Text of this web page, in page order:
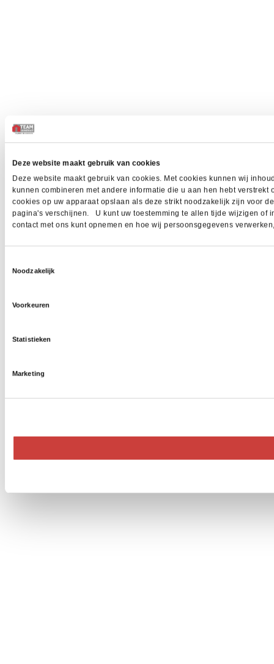
Deze website maakt gebruik van cookies
Deze website maakt gebruik van cookies. Met cookies kunnen wij
kunnen combineren met andere informatie die u aan hen hebt
cookies op uw apparaat opslaan als deze strikt noodzakelijk zijn voor
pagina's verschijnen. U kunt uw toestemming te allen tijde wijzigen of
contact met ons kunt opnemen en hoe wij persoonsgegevens
Noodzakelijk
Voorkeuren
Statistieken
Marketing